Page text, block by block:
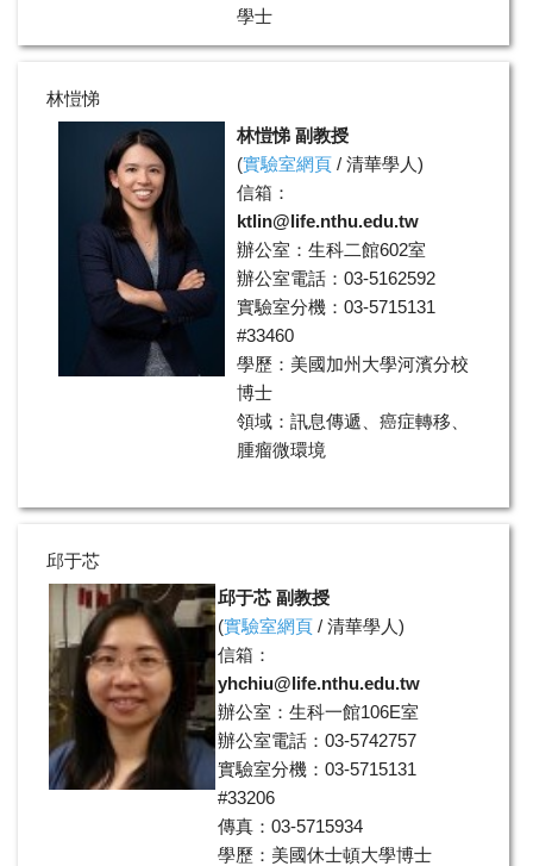
學士
領域：免疫學、病理學、分子
林愷悌
林愷悌 副教授
(實驗室網頁 / 清華學人)
信箱：
ktlin@life.nthu.edu.tw
辦公室：生科二館602室
辦公室電話：03-5162592
實驗室分機：03-5715131
#33460
學歷：美國加州大學河濱分校
博士
領域：訊息傳遞、癌症轉移、
腫瘤微環境
邱于芯
邱于芯 副教授
(實驗室網頁 / 清華學人)
信箱：
yhchiu@life.nthu.edu.tw
辦公室：生科一館106E室
辦公室電話：03-5742757
實驗室分機：03-5715131
#33206
傳真：03-5715934
學歷：美國休士頓大學博士